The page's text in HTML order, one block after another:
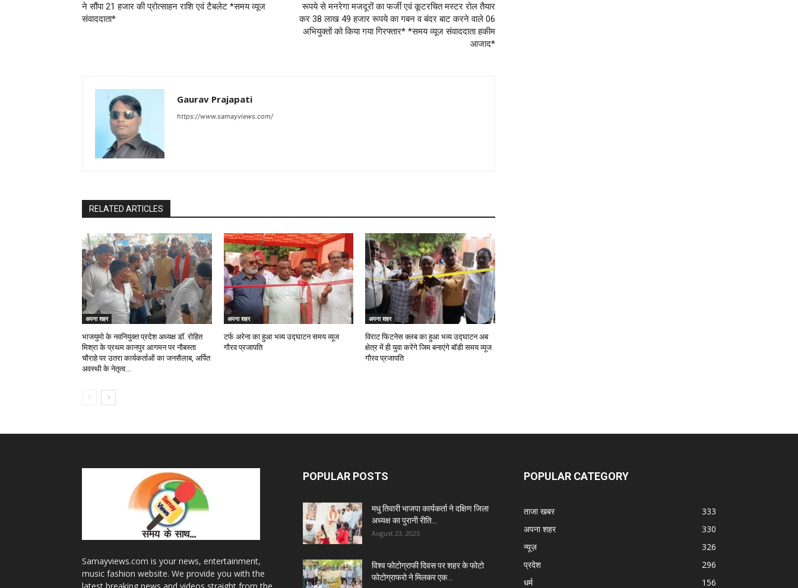
ने सौंपा 21 हजार की प्रोत्साहन राशि एवं टैबलेट *समय व्यूज
संवाददाता*
रूपये से मनरेगा मजदूरों का फर्जी एवं कूटरचित मस्टर रोल तैयार
कर 38 लाख 49 हजार रूपये का गबन व बंदर बाट करने वाले 06
अभियुक्तों को किया गया गिरफ्तार* *समय व्यूज संवाददाता हकीम
आजाद*
Gaurav Prajapati
https://www.samayviews.com/
RELATED ARTICLES
अपना शहर
भाजयुमो के नवनियुक्त प्रदेश अध्यक्ष डॉ. रोहित
मिश्रा के प्रथम कानपुर आगमन पर नौबस्ता
चौराहे पर उतरा कार्यकर्ताओं का जनसैलाब, अर्पित
अवस्थी के नेतृत्व...
अपना शहर
टर्फ अरेना का हुआ भव्य उद्घाटन समय व्यूज
गौरव प्रजापति
अपना शहर
विराट फिटनेस क्लब का हुआ भव्य उद्घाटन अब
क्षेत्र में ही युवा करेंगे जिम बनाएंगे बॉडी समय व्यूज
गौरव प्रजापति
Samayviews.com is your news, entertainment,
music fashion website. We provide you with the
POPULAR POSTS
मधु तिवारी भाजपा कार्यकर्ता ने दक्षिण जिला
अध्यक्ष का पुरानी रीति...
August 23, 2025
विश्व फोटोग्राफी दिवस पर शहर के फोटो
फोटोग्राफरो ने मिलकर एक...
POPULAR CATEGORY
ताजा खबर
333
अपना शहर
330
न्यूज़
326
प्रदेश
296
धर्म
156